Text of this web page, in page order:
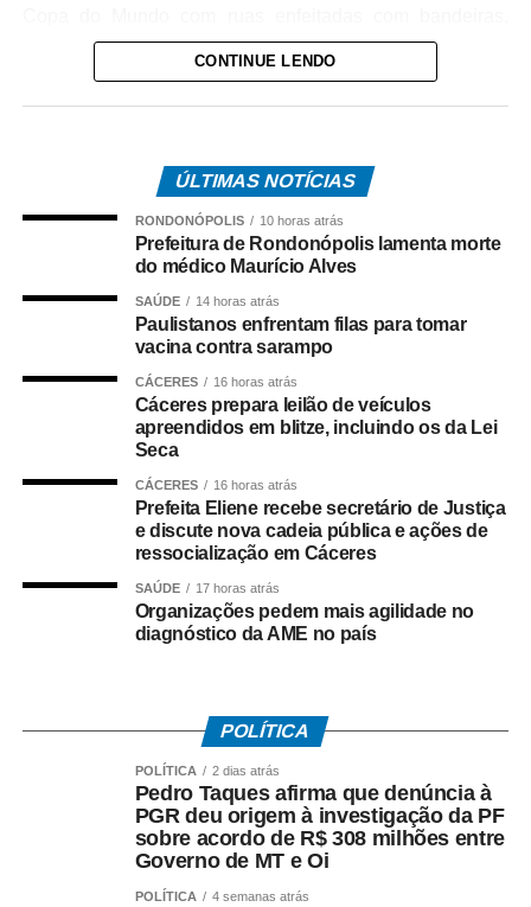
pinturas e adereços nas cores verde e amarela. Além
disso, o projeto incentiva a integração entre vizinhos e
fortalece o espírito comunitário nos bairros da capital.
nessa quarta-feira. Na oportunidade, o prefeito convidou
a população a participar enviando vídeos das decorações
por meio do perfil oficial da Prefeitura de Cuiabá no
Instagram, @cuiabaprefeitura.
Para participar, os moradores devem enviar um vídeo
mostrando a decoração da rua até quinta-feira (11), às
23h59. Todos os vídeos participantes serão publicados
nos stories da Prefeitura a partir das 0h de sexta-feira
(12), quando será aberta a votação popular. A votação
será encerrada às 16h de sexta-feira (12). O vídeo com o
maior número de curtidas nos stories da Prefeitura será
declarado vencedor. O resultado será divulgado após o
encerramento da votação.
A rua vencedora receberá o telão para a transmissão da
partida da Seleção Brasileira, promovendo um momento
Regras do sorteio do projeto Minha Rua Show de
1. Os vídeos serão recebidos até quinta-feira (11), às
2. Todos os vídeos participantes serão publicados nos
CONTINUE LENDO
ÚLTIMAS NOTÍCIAS
RONDONÓPOLIS 10 horas atrás
Prefeitura de Rondonópolis lamenta morte
do médico Maurício Alves
SAÚDE 14 horas atrás
Paulistanos enfrentam filas para tomar
vacina contra sarampo
CÁCERES 16 horas atrás
Cáceres prepara leilão de veículos
apreendidos em blitze, incluindo os da Lei
Seca
CÁCERES 16 horas atrás
Prefeita Eliene recebe secretário de Justiça
e discute nova cadeia pública e ações de
ressocialização em Cáceres
SAÚDE 17 horas atrás
Organizações pedem mais agilidade no
diagnóstico da AME no país
POLÍTICA
POLÍTICA 2 dias atrás
Pedro Taques afirma que denúncia à
PGR deu origem à investigação da PF
sobre acordo de R$ 308 milhões entre
Governo de MT e Oi
POLÍTICA 4 semanas atrás